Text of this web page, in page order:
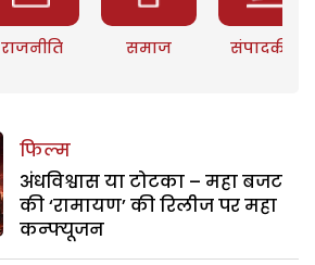
राजनीति समाज संपादकीय
फिल्म
अंधविश्वास या टोटका – महा बजट
की ‘रामायण’ की रिलीज पर महा
कन्फ्यूजन